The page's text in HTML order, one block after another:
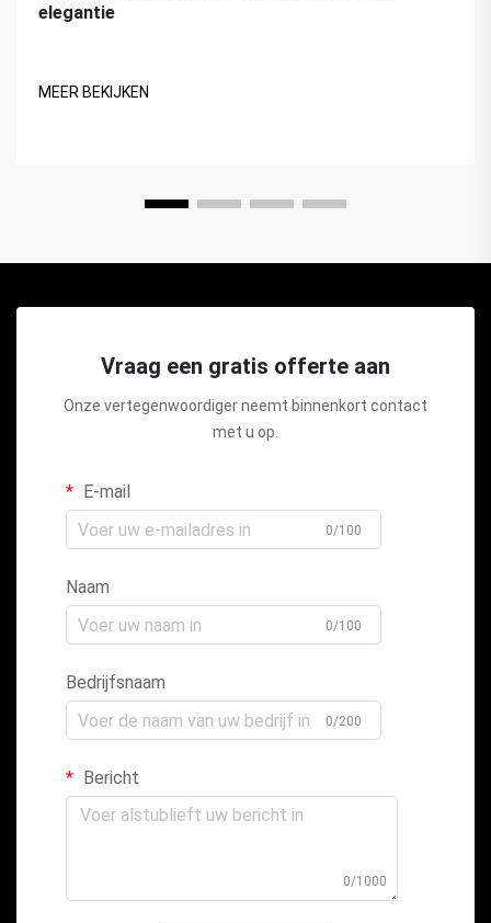
elegantie
MEER BEKIJKEN
Vraag een gratis offerte aan
Onze vertegenwoordiger neemt binnenkort contact
met u op.
E-mail
0/100
Naam
0/100
Bedrijfsnaam
0/200
Bericht
0/1000